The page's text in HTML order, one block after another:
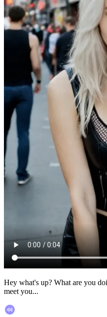
Hey what's up? What are you
meet you...